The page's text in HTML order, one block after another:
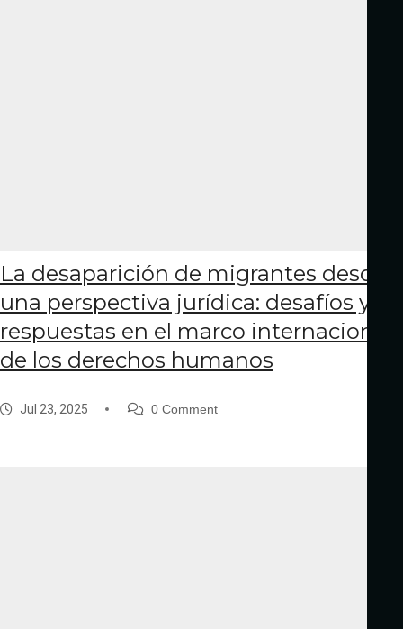
La desaparición de migrantes desde
una perspectiva jurídica: desafíos y
respuestas en el marco internacional
de los derechos humanos
Jul 23, 2025 0 Comment